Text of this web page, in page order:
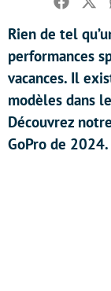
Facebook
Rien de tel
performances
vacances. Il
modèles dans
Découvrez
GoPro de 2024.